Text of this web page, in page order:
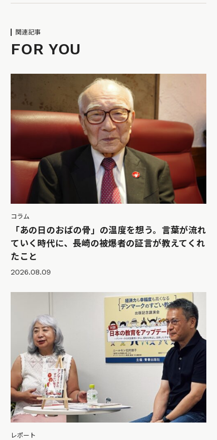
関連記事
FOR YOU
コラム
「あの日のおばの骨」の温度を想う。言葉が流れ
ていく時代に、長崎の被爆者の証言が教えてくれ
たこと
2026.08.09
レポート